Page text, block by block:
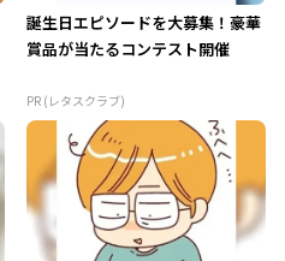
誕生日エピソードを大募集！豪華
賞品が当たるコンテスト開催
PR (レタスクラブ)